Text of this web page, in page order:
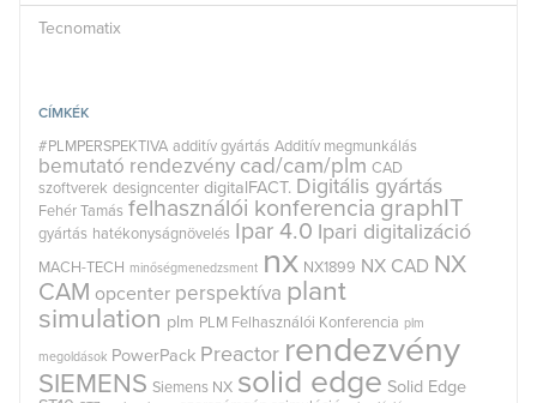
Tecnomatix
CÍMKÉK
#PLMPERSPEKTIVA additív gyártás Additív megmunkálás
bemutató rendezvény cad/cam/plm CAD
szoftverek designcenter digitalFACT. Digitális gyártás
Fehér Tamás felhasználói konferencia graphIT
gyártás hatékonyságnövelés Ipar 4.0 Ipari digitalizáció
MACH-TECH minőségmenedzsment nx NX1899 NX CAD NX
CAM opcenter perspektíva plant
simulation plm PLM Felhasználói Konferencia plm
megoldások PowerPack Preactor rendezvény
SIEMENS Siemens NX solid edge Solid Edge